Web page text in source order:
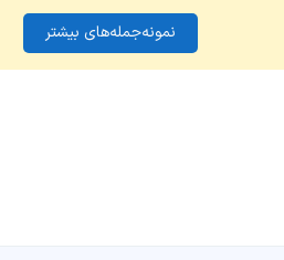
نمونه‌جمله‌های بیشتر